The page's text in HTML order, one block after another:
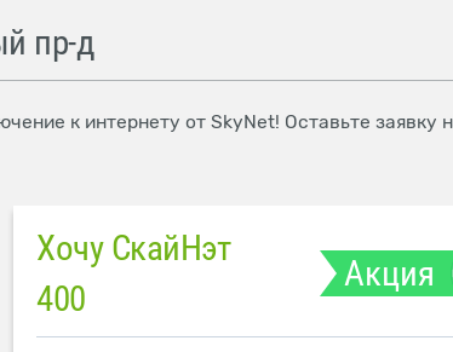
пр-д
к интернету от SkyNet! Оставьте
Хочу СкайНэт
400
Акция